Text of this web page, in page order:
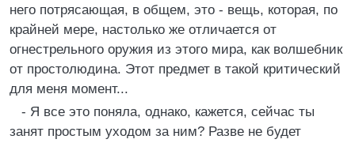
него потрясающая, в общем, это - вещь, которая, по
крайней мере, настолько же отличается от
огнестрельного оружия из этого мира, как волшебник
от простолюдина. Этот предмет в такой критический
для меня момент...
- Я все это поняла, однако, кажется, сейчас ты
занят простым уходом за ним? Разве не будет